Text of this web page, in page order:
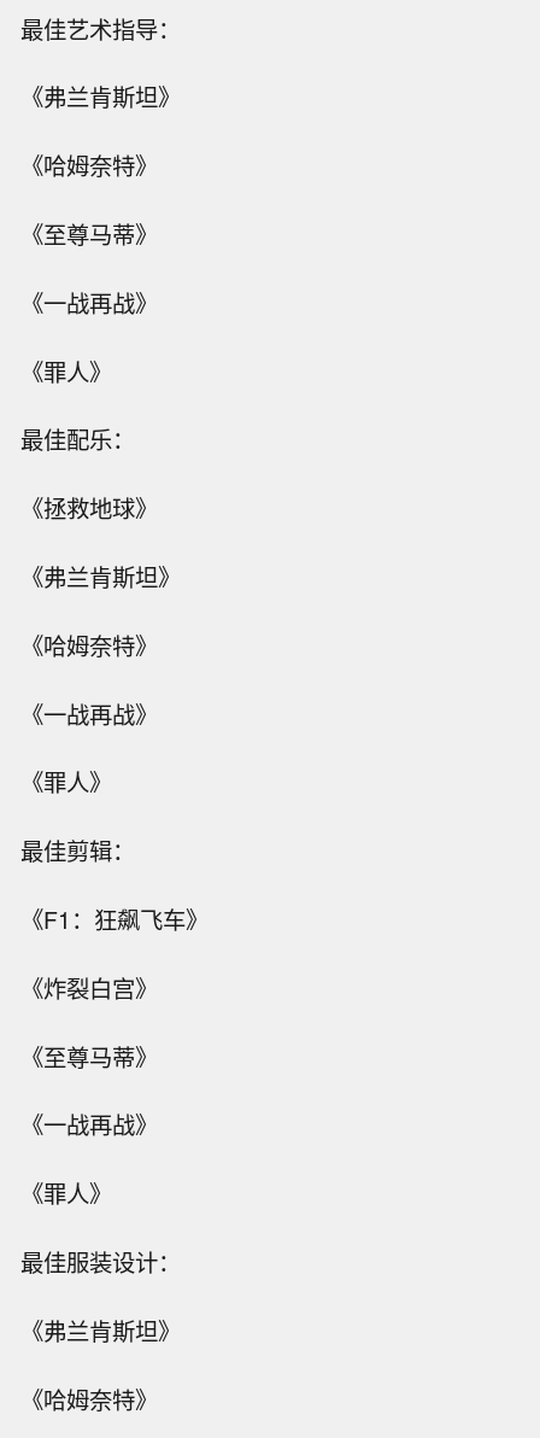
最佳艺术指导：
《弗兰肯斯坦》
《哈姆奈特》
《至尊马蒂》
《一战再战》
《罪人》
最佳配乐：
《拯救地球》
《弗兰肯斯坦》
《哈姆奈特》
《一战再战》
《罪人》
最佳剪辑：
《F1：狂飙飞车》
《炸裂白宫》
《至尊马蒂》
《一战再战》
《罪人》
最佳服装设计：
《弗兰肯斯坦》
《哈姆奈特》